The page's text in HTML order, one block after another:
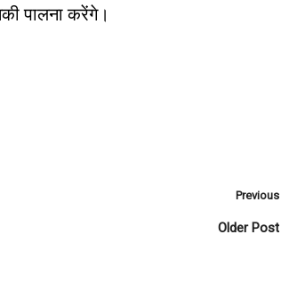
पालना करेंगे।
Previous
Older Post